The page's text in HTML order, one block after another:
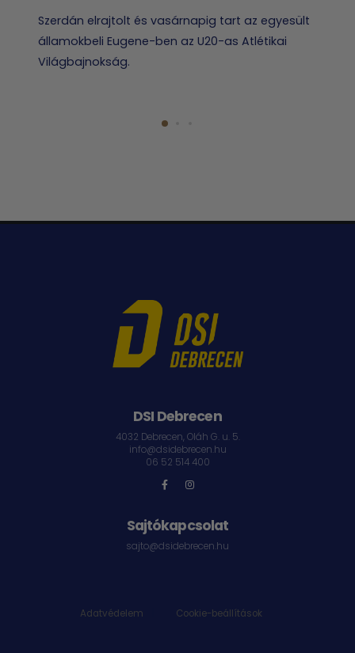
Szerdán elrajtolt és vasárnapig tart az egyesült
államokbeli Eugene-ben az U20-as Atlétikai
Világbajnokság.
DSI Debrecen
4032 Debrecen, Oláh G. u. 5.
info@dsidebrecen.hu
06 52 514 400
Sajtókapcsolat
sajto@dsidebrecen.hu
Adatvédelem Cookie-beállítások